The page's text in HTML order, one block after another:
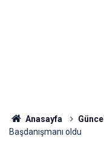
Anasayfa Güncel
Başdanışmanı oldu